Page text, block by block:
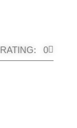
RATING: 0